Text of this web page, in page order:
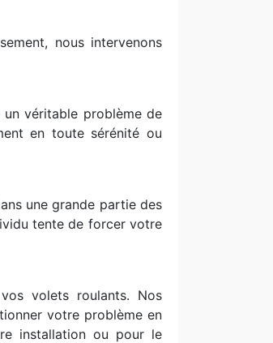
nous intervenons
véritable problème de
en toute sérénité ou
une grande partie des
tente de forcer votre
volets roulants. Nos
votre problème en
installation ou pour le